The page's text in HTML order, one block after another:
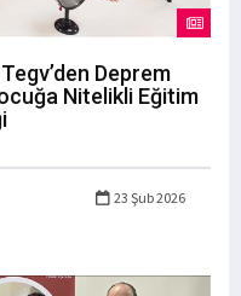
Deprem
Nitelikli Eğitim
23 Şub 2026